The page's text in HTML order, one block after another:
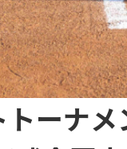
ーナメ